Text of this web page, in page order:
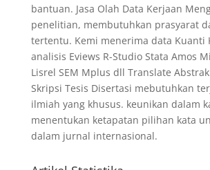
bantuan. Jasa Olah Data Kerjaan
penelitian, membutuhkan prasyarat
tertentu. Kemi menerima data Kuanti
analisis Eviews R-Studio Stata Amos
Lisrel SEM Mplus dll Translate
Skripsi Tesis Disertasi mebutuhkan
ilmiah yang khusus. keunikan dalam
menentukan ketapatan pilihan kata
dalam jurnal internasional.